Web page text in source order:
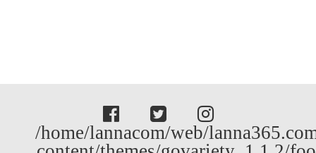
/home/lannacom/web/